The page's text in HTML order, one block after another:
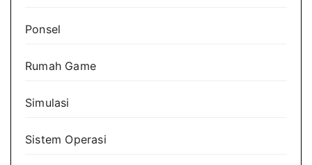
Ponsel
Rumah Game
Simulasi
Sistem Operasi